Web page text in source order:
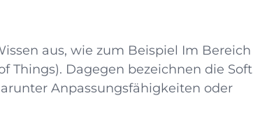
aus, wie zum Beispiel Im Bereich
Things). Dagegen bezeichnen die Soft
Anpassungsfähigkeiten oder